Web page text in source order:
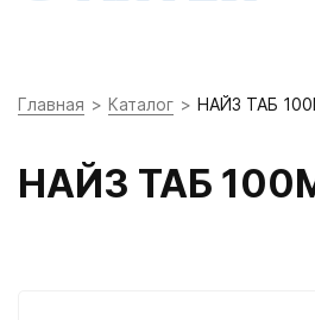
Главная Каталог НАЙЗ ТАБ
НАЙЗ ТАБ